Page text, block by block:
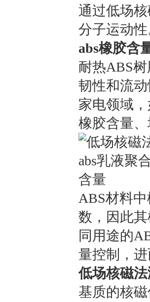
通过低场
分子运动
abs橡胶含
耐热ABS
韧性和流
家电领域
橡胶含量
ABS材料
数，因此
同用途的
量控制，
低场核磁
基质的核